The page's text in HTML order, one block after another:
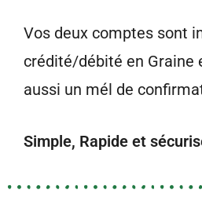
Vos deux comptes sont
crédité/débité en Graine
aussi un mél de
Simple, Rapide et